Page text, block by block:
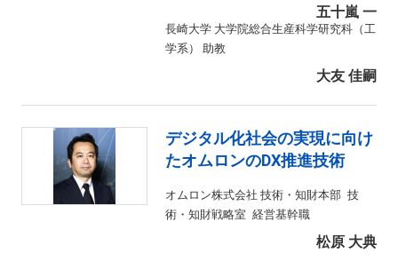
五十嵐 一
長崎大学 大学院総合生産科学研究科（工
学系） 助教
大友 佳嗣
デジタル化社会の実現に向け
たオムロンのDX推進技術
オムロン株式会社 技術・知財本部 技
術・知財戦略室 経営基幹職
松原 大典